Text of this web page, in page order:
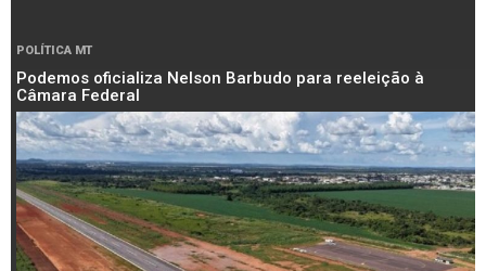
POLÍTICA MT
Podemos oficializa Nelson Barbudo para reeleição à
Câmara Federal